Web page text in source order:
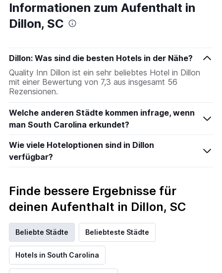
Informationen zum Aufenthalt in
Dillon, SC
Dillon: Was sind die besten Hotels in der Nähe?
Quality Inn Dillon ist ein sehr beliebtes Hotel in Dillon
mit einer Bewertung von 7,3 aus insgesamt 56
Rezensionen.
Welche anderen Städte kommen infrage, wenn
man South Carolina erkundet?
Wie viele Hoteloptionen sind in Dillon
verfügbar?
Finde bessere Ergebnisse für
deinen Aufenthalt in Dillon, SC
Beliebte Städte Beliebteste Städte
Hotels in South Carolina